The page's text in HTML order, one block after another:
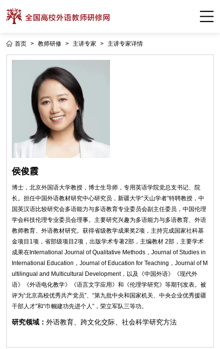
首页 > 教师研修 > 主讲专家 > 主讲专家详情
侯俊霞
博士，北京外国语大学教授，博士生导师，专用英语学院党总支书记、院
长。担任中国外语教材研究中心研究员，新疆大学“天山学者”特聘教授，中
国英汉语比较研究会多语能力与多语教育专业委员会副主任委员，中国伦理
学会科技伦理专业委员会理事。主要研究兴趣为多语能力与多语教育、外语
教师教育、外语教材研究。获得省级教学成果奖2项，主持完成国家社科基
金项目1项，省部级项目2项，出版学术专著2部，主编教材 2部，主要学术
成果在International Journal of Qualitative Methods，Journal of Studies in
International Education，Journal of Education for Teaching，Journal of M
ultilingual and Multicultural Development，以及《中国外语》《现代外
语》《外语电化教学》《语言文字应用》和《伦理学研究》等期刊发表。被
评为“北京高校优秀共产党员”、“第九批中央和国家机关、中央企业优秀援疆
干部人才”和“巾帼建功先进个人”，荣立军队三等功。
研究领域：外语教育、跨文化交际、社会科学研究方法